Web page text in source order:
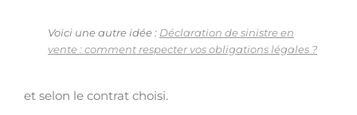
Voici une autre idée : Déclaration de sinistre en
vente : comment respecter vos obligations légales ?
et selon le contrat choisi.